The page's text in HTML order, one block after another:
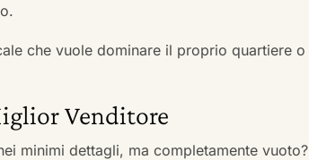
che vuole dominare il proprio quartiere o
Venditore
minimi dettagli, ma completamente vuoto?